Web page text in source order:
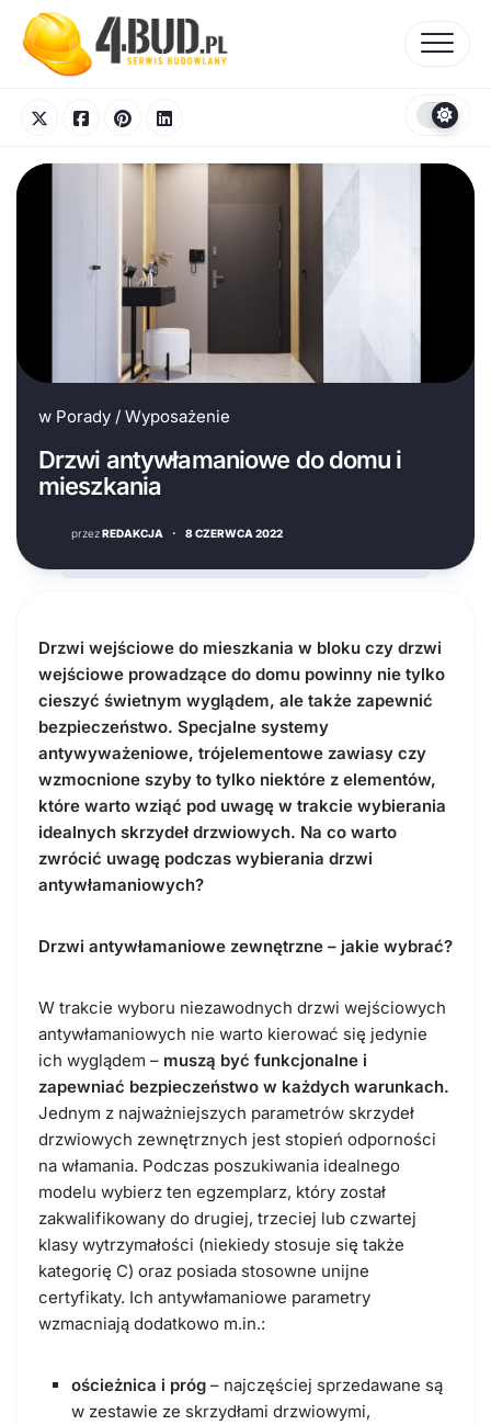
content
w Porady / Wyposażenie
Drzwi antywłamaniowe do domu i
mieszkania
przezREDAKCJA · 8 CZERWCA 2022
Drzwi wejściowe do mieszkania w bloku czy drzwi
wejściowe prowadzące do domu powinny nie tylko
cieszyć świetnym wyglądem, ale także zapewnić
bezpieczeństwo. Specjalne systemy
antywyważeniowe, trójelementowe zawiasy czy
wzmocnione szyby to tylko niektóre z elementów,
które warto wziąć pod uwagę w trakcie wybierania
idealnych skrzydeł drzwiowych. Na co warto
zwrócić uwagę podczas wybierania drzwi
antywłamaniowych?
Drzwi antywłamaniowe zewnętrzne – jakie wybrać?
W trakcie wyboru niezawodnych drzwi wejściowych
antywłamaniowych nie warto kierować się jedynie
ich wyglądem – muszą być funkcjonalne i
zapewniać bezpieczeństwo w każdych warunkach.
Jednym z najważniejszych parametrów skrzydeł
drzwiowych zewnętrznych jest stopień odporności
na włamania. Podczas poszukiwania idealnego
modelu wybierz ten egzemplarz, który został
zakwalifikowany do drugiej, trzeciej lub czwartej
klasy wytrzymałości (niekiedy stosuje się także
kategorię C) oraz posiada stosowne unijne
certyfikaty. Ich antywłamaniowe parametry
wzmacniają dodatkowo m.in.:
ościeżnica i próg – najczęściej sprzedawane są
w zestawie ze skrzydłami drzwiowymi,